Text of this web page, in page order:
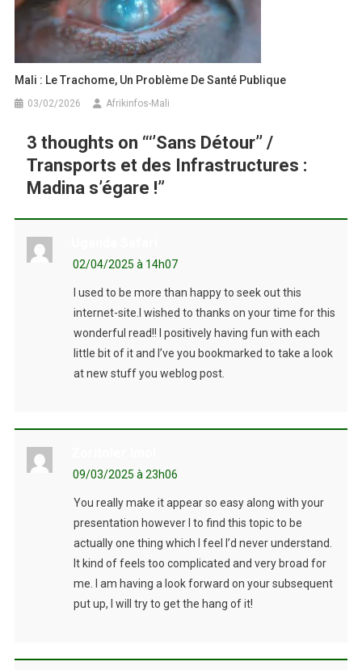
Mali : Le Trachome, Un Problème De Santé Publique
03/02/2026 Afrikinfos-Mali
3 thoughts on “‘’Sans Détour’’ /
Transports et des Infrastructures :
Madina s’égare !”
02/04/2025 à 14h07
I used to be more than happy to seek out this
internet-site.I wished to thanks on your time for this
wonderful read!! I positively having fun with each
little bit of it and I’ve you bookmarked to take a look
at new stuff you weblog post.
09/03/2025 à 23h06
You really make it appear so easy along with your
presentation however I to find this topic to be
actually one thing which I feel I’d never understand.
It kind of feels too complicated and very broad for
me. I am having a look forward on your subsequent
put up, I will try to get the hang of it!